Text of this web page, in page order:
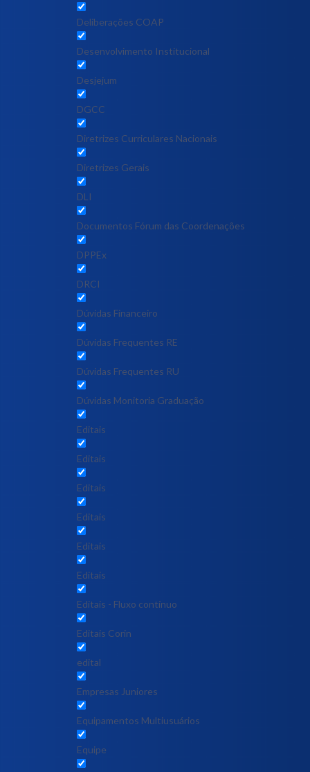
Deliberações COAP
Desenvolvimento Institucional
Desjejum
DGCC
Diretrizes Curriculares Nacionais
Diretrizes Gerais
DLI
Documentos Fórum das Coordenações
DPPEx
DRCI
Dúvidas Financeiro
Dúvidas Frequentes RE
Dúvidas Frequentes RU
Dúvidas Monitoria Graduação
Editais
Editais
Editais
Editais
Editais
Editais
Editais - Fluxo contínuo
Editais Corin
edital
Empresas Juniores
Equipamentos Multiusuários
Equipe